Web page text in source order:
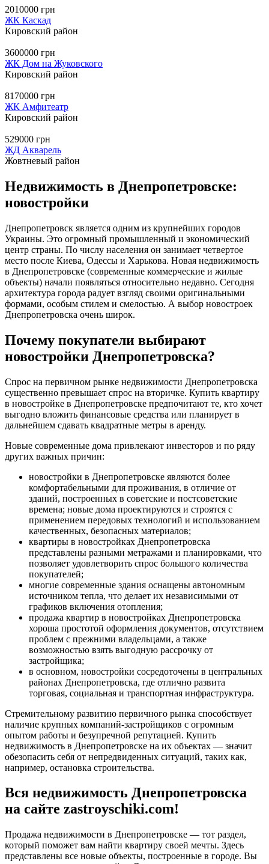
2010000 грн
ЖК Каскад
Кировский район
3600000 грн
ЖК Дом на Жуковского
Кировский район
8170000 грн
ЖК Амфитеатр
Кировский район
529000 грн
ЖД Акварель
Жовтневый район
Недвижимость в Днепропетровске:
новостройки
Днепропетровск является одним из крупнейших городов
Украины. Это огромный промышленный и экономический
центр страны. По числу населения он занимает четвертое
место после Киева, Одессы и Харькова. Новая недвижимость
в Днепропетровске (современные коммерческие и жилые
объекты) начали появляться относительно недавно. Сегодня
архитектура города радует взгляд своими оригинальными
формами, особым стилем и смелостью. А выбор новостроек
Днепропетровска очень широк.
Почему покупатели выбирают
новостройки Днепропетровска?
Спрос на первичном рынке недвижимости Днепропетровска
существенно превышает спрос на вторичке. Купить квартиру
в новостройке в Днепропетровске предпочитают те, кто хочет
выгодно вложить финансовые средства или планирует в
дальнейшем сдавать квадратные метры в аренду.
Новые современные дома привлекают инвесторов и по ряду
других важных причин:
новостройки в Днепропетровске являются более
комфортабельными для проживания, в отличие от
зданий, построенных в советские и постсоветские
времена; новые дома проектируются и строятся с
применением передовых технологий и использованием
качественных, безопасных материалов;
квартиры в новостройках Днепропетровска
представлены разными метражами и планировками, что
позволяет удовлетворить спрос большого количества
покупателей;
многие современные здания оснащены автономным
источником тепла, что делает их независимыми от
графиков включения отопления;
продажа квартир в новостройках Днепропетровска
хороша простотой оформления документов, отсутствием
проблем с прежними владельцами, а также
возможностью взять выгодную рассрочку от
застройщика;
в основном, новостройки сосредоточены в центральных
районах Днепропетровска, где отлично развита
торговая, социальная и транспортная инфраструктура.
Стремительному развитию первичного рынка способствует
наличие крупных компаний-застройщиков с огромным
опытом работы и безупречной репутацией. Купить
недвижимость в Днепропетровске на их объектах — значит
обезопасить себя от непредвиденных ситуаций, таких как,
например, остановка строительства.
Вся недвижимость Днепропетровска
на сайте zastroyschiki.com!
Продажа недвижимости в Днепропетровске — тот раздел,
который поможет вам найти квартиру своей мечты. Здесь
представлены все новые объекты, построенные в городе. Вы